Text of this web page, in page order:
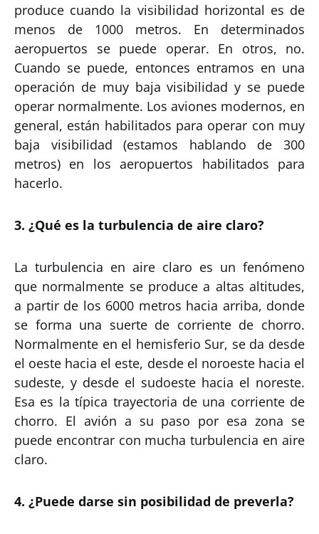
produce cuando la visibilidad horizontal es de
menos de 1000 metros. En determinados
aeropuertos se puede operar. En otros, no.
Cuando se puede, entonces entramos en una
operación de muy baja visibilidad y se puede
operar normalmente. Los aviones modernos, en
general, están habilitados para operar con muy
baja visibilidad (estamos hablando de 300
metros) en los aeropuertos habilitados para
hacerlo.
3. ¿Qué es la turbulencia de aire claro?
La turbulencia en aire claro es un fenómeno
que normalmente se produce a altas altitudes,
a partir de los 6000 metros hacia arriba, donde
se forma una suerte de corriente de chorro.
Normalmente en el hemisferio Sur, se da desde
el oeste hacia el este, desde el noroeste hacia el
sudeste, y desde el sudoeste hacia el noreste.
Esa es la típica trayectoria de una corriente de
chorro. El avión a su paso por esa zona se
puede encontrar con mucha turbulencia en aire
claro.
4. ¿Puede darse sin posibilidad de preverla?